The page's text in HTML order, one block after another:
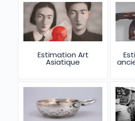
Estimation Art
Asiatique